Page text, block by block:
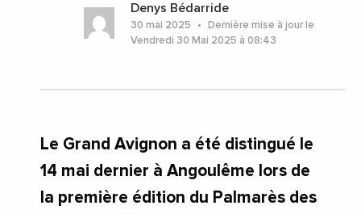
#Avignon
#ProvenceAlpesCoteDAzur
#Vaucluse
Denys Bédarride
30 mai 2025
Dernière mise à jour le
Vendredi 30 Mai 2025 à 08:43
Le Grand Avignon a été distingué le
14 mai dernier à Angoulême lors de
la première édition du Palmarès des